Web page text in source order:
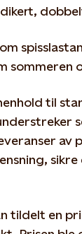
sommeren
til
av
tildelt en